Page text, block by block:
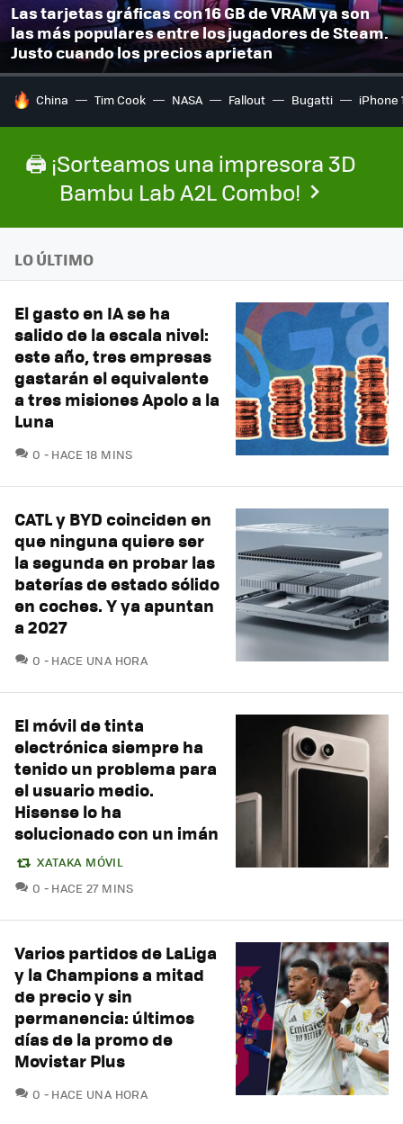
Las tarjetas gráficas con 16 GB de VRAM ya son
las más populares entre los jugadores de Steam.
Justo cuando los precios aprietan
HOY SE HABLA DE
China Tim Cook NASA Fallout Bugatti iPhone
🖨️ ¡Sorteamos una impresora 3D
Bambu Lab A2L Combo!
LO ÚLTIMO
El gasto en IA se ha
salido de la escala nivel:
este año, tres empresas
gastarán el equivalente
a tres misiones Apolo a la
Luna
0 COMENTARIOS
HACE 18 MINS
CATL y BYD coinciden en
que ninguna quiere ser
la segunda en probar las
baterías de estado sólido
en coches. Y ya apuntan
a 2027
0 COMENTARIOS
HACE UNA HORA
El móvil de tinta
electrónica siempre ha
tenido un problema para
el usuario medio.
Hisense lo ha
solucionado con un imán
XATAKA MÓVIL
0 COMENTARIOS
HACE 27 MINS
Varios partidos de LaLiga
y la Champions a mitad
de precio y sin
permanencia: últimos
días de la promo de
Movistar Plus
0 COMENTARIOS
HACE UNA HORA